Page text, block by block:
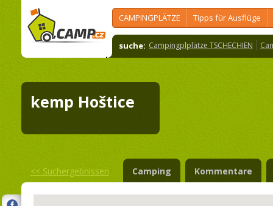
CAMPINGPLÄTZE Tipps für Ausflüge
suche: Campingplplätze TSCHECHIEN
kemp Hoštice
<< Suchergebnissen Camping Kommentare